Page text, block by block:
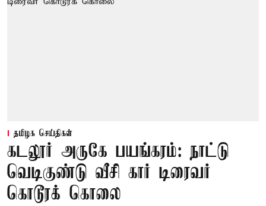
தமிழக செய்திகள்
கடலூர் அருகே பயங்கரம்: நாட்டு
வெடிகுண்டு வீசி கார் டிரைவர்
கொடூரக் கொலை